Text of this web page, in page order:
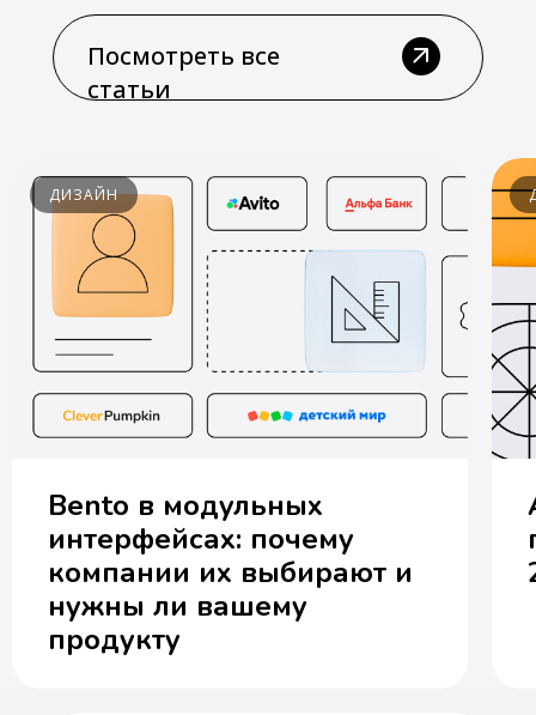
Посмотреть все
статьи
ДИЗАЙН
Bento в модульных
интерфейсах: почему
компании их выбирают и
нужны ли вашему
продукту